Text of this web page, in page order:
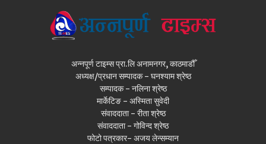
अन्नपूर्ण टाइम्स प्रा.लि अनामनगर, काठमाडौँ
अध्यक्ष/प्रधान सम्पादक - घनश्याम श्रेष्ठ
सम्पादक - नलिना श्रेष्ठ
मार्केटिङ - अस्मिता सुवेदी
संवाददाता - रीता श्रेष्ठ
संवाददाता - गोविन्द श्रेष्ठ
फोटो पत्रकार- अजय लेन्सम्यान